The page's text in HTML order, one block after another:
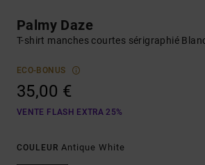
Palmy Daze
T-shirt manches courtes sérigraphié
ECO-BONUS
35,00 €
VENTE FLASH EXTRA 25%
COULEUR Antique White